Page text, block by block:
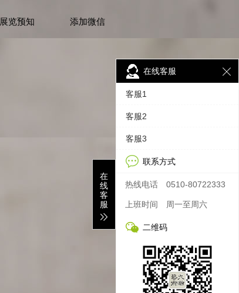
展览预知 添加微信
在线客服
客服1
客服2
客服3
联系方式
热线电话 0510-80722333
上班时间 周一至周六
二维码
在
线
客
服